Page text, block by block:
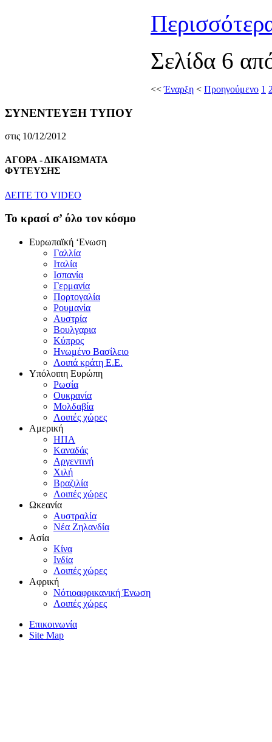
Σελίδα 6
<<Έναρξη < Προηγούμενο 1
ΣΥΝΕΝΤΕΥΞΗ ΤΥΠΟΥ
στις 10/12/2012
ΑΓΟΡΑ - ΔΙΚΑΙΩΜΑΤΑ
ΦΥΤΕΥΣΗΣ
ΔEITE TO VIDEO
To κρασί σ’ όλο τον κόσμο
Eυρωπαϊκή ‘Eνωση
Γαλλία
Iταλία
Iσπανία
Γερμανία
Πορτογαλία
Pουμανία
Aυστρία
Bουλγαρια
Kύπρος
Hνωμένο Bασίλειο
Λοιπά κράτη E.E.
Yπόλοιπη Eυρώπη
Pωσία
Oυκρανία
Mολδαβία
Λοιπές χώρες
Αμερική
HΠA
Kαναδάς
Aργεντινή
Xιλή
Bραζιλία
Λοιπές χώρες
Ωκεανία
Aυστραλία
Nέα Zηλανδία
Aσία
Kίνα
Iνδία
Λοιπές χώρες
Αφρική
Nότιοαφρικανική Ένωση
Λοιπές χώρες
Επικοινωνία
Site Map